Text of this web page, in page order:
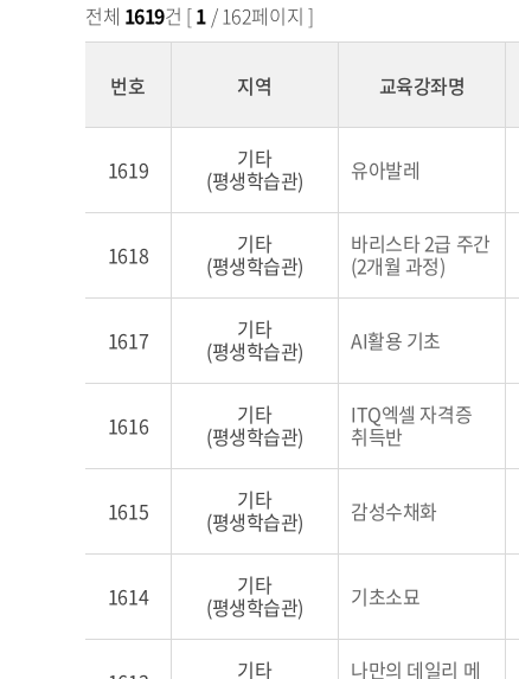
전체 1619건 [1/ 162페이지 ]
신
록
번
육
수
번호 지역 교육강좌명
1619 기타
(평생학습관) 유아발레
1618 기타
(평생학습관)
바리스타 2급 주간
(2개월 과정)
1617 기타
(평생학습관) AI활용 기초
1616 기타
(평생학습관)
ITQ엑셀 자격증
취득반
1615 기타
(평생학습관) 감성수채화
1614 기타
(평생학습관) 기초소묘
기타 나만의 데일리 메